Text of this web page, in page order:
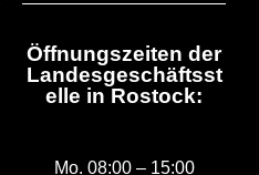
Öffnungszeiten der
Landesgeschäftsst
elle in Rostock:
Mo. 08:00 – 15:00